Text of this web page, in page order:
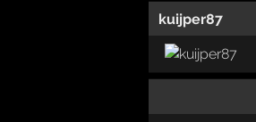
kuijper87